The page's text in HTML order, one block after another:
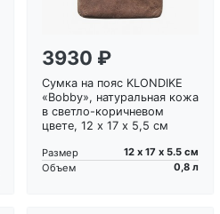
3930 ₽
Сумка на пояс KLONDIKE
«Bobby», натуральная кожа
в светло-коричневом
цвете, 12 х 17 х 5,5 см
Размер
12 х 17 х 5.5 см
Объем
0,8 л